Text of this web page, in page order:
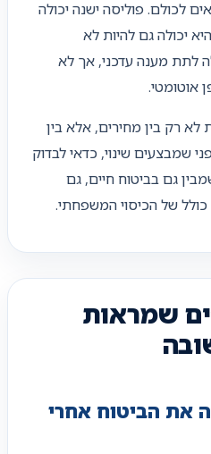
לכולם. פוליסה ישנה יכולה
יכולה גם להיות לא
לתת מענה עדכני, אך לא
אוטומטי.
רק בין מחירים, אלא בין
שמבצעים שינוי, כדאי לבדוק
גם בביטוח חיים, גם
של הכיסוי המשפחתי.
שמראות
את הביטוח אחרי